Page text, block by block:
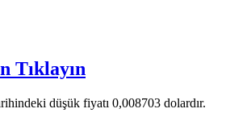
Tıklayın
düşük fiyatı 0,008703 dolardır.